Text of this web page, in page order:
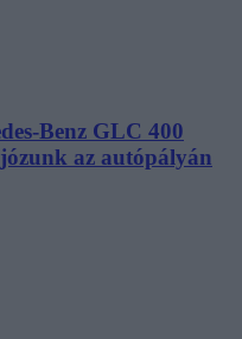
Benz GLC 400
az autópályán